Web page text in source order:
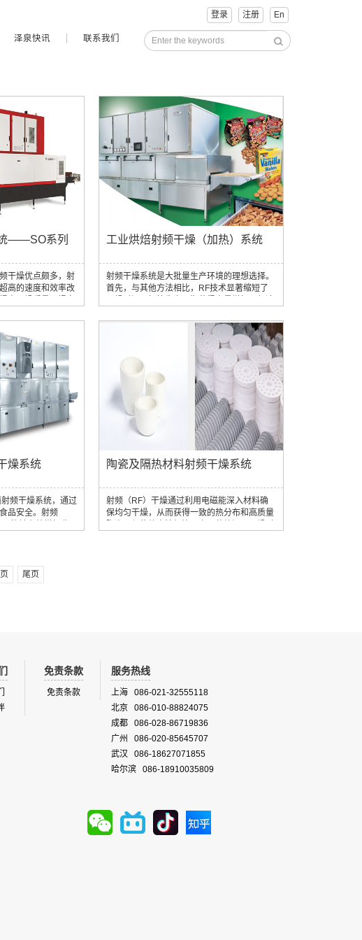
登录 注册 En
泽泉快讯 联系我们
——SO系列
干燥优点颇多，射
高的速度和效率改
优势1. 均匀干燥产
度：RF技术可精
品均匀干燥。这有
性和强度，防止传
缩或损坏。2. 缓解
可将染料迁移...
工业烘焙射频干燥（加热）系统
射频干燥系统是大批量生产环境的理想选择。
首先，与其他方法相比，RF技术显著缩短了
燥的主要优点之一是其温和的过程，将过度干
燥或热损坏的风险降至最低，保持烘焙产品的
完整性和风味。此外，RF干燥确保整个批次
和整个传送带宽度的均匀干燥，消除欠干燥、
过度干燥区域等问题。这意味着您可以始终如
一地向客户提供一流的烘焙产品。 除...
燥系统
频干燥系统，通过
品安全。射频
品，从而在整个过
过程有助于减少农
陶瓷及隔热材料射频干燥系统
射频（RF）干燥通过利用电磁能深入材料确
保均匀干燥，从而获得一致的热分布和高质量
尾页
免责条款
免责条款
服务热线
上海 086-021-32555118
北京 086-010-88824075
成都 086-028-86719836
广州 086-020-85645707
武汉 086-18627071855
哈尔滨 086-18910035809